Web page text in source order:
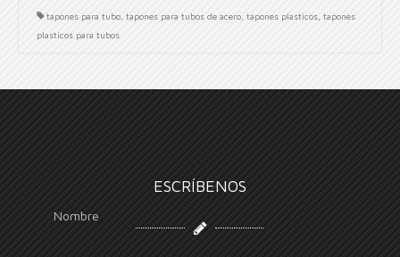
tapones para tubo tapones para tubos de acero tapones plasticos tapones
plasticos para tubos
ESCRÍBENOS
Nombre